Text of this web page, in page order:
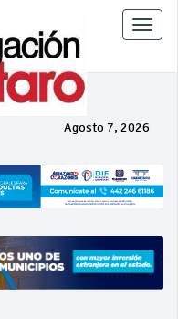
Toggle
Agosto 7, 2026